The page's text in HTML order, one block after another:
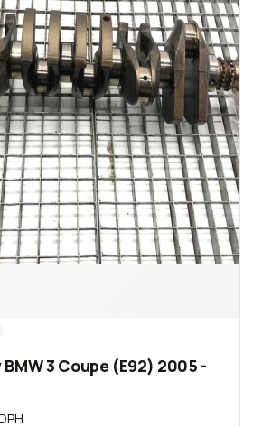
3 Coupe (E92) 2005 -